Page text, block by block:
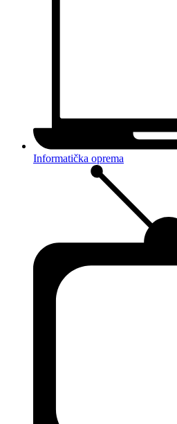
Informatička oprema